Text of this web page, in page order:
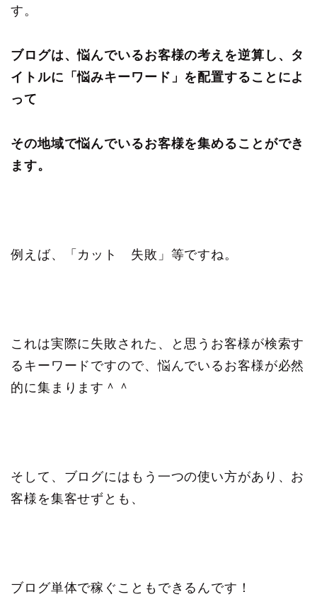
す。
ブログは、悩んでいるお客様の考えを逆算し、タ
イトルに「悩みキーワード」を配置することによ
って
その地域で悩んでいるお客様を集めることができ
ます。
例えば、「カット 失敗」等ですね。
これは実際に失敗された、と思うお客様が検索す
るキーワードですので、悩んでいるお客様が必然
的に集まります＾＾
そして、ブログにはもう一つの使い方があり、お
客様を集客せずとも、
ブログ単体で稼ぐこともできるんです！